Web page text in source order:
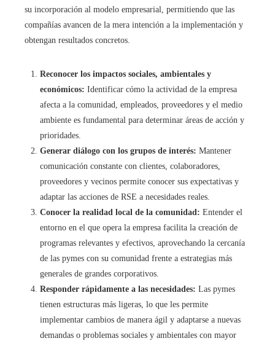
su incorporación al modelo empresarial, permitiendo que las
compañías avancen de la mera intención a la implementación y
obtengan resultados concretos.
Reconocer los impactos sociales, ambientales y
económicos: Identificar cómo la actividad de la empresa
afecta a la comunidad, empleados, proveedores y el medio
ambiente es fundamental para determinar áreas de acción y
prioridades.
Generar diálogo con los grupos de interés: Mantener
comunicación constante con clientes, colaboradores,
proveedores y vecinos permite conocer sus expectativas y
adaptar las acciones de RSE a necesidades reales.
Conocer la realidad local de la comunidad: Entender el
entorno en el que opera la empresa facilita la creación de
programas relevantes y efectivos, aprovechando la cercanía
de las pymes con su comunidad frente a estrategias más
generales de grandes corporativos.
Responder rápidamente a las necesidades: Las pymes
tienen estructuras más ligeras, lo que les permite
implementar cambios de manera ágil y adaptarse a nuevas
demandas o problemas sociales y ambientales con mayor